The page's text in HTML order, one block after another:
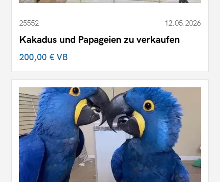
25552 12.05.2026
Kakadus und Papageien zu verkaufen
200,00 €VB